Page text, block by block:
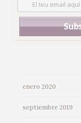
enero 2020
septiembre 2019